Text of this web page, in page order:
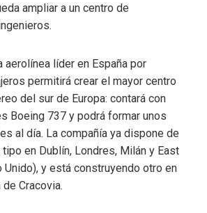
ampliar a un centro de
aerolínea líder en España por
permitirá crear el mayor centro
del sur de Europa: contará con
Boeing 737 y podrá formar unos
al día. La compañía ya dispone de
en Dublín, Londres, Milán y East
Unido), y está construyendo otro en
Cracovia.